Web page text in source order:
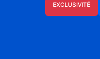
EXCLUSIVITÉ